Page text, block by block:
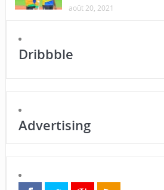
août 20, 2021
Dribbble
Advertising